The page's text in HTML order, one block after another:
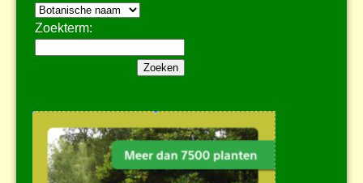
Zoekterm: